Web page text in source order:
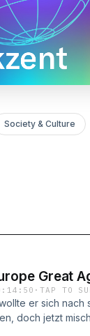
Society & Culture
Great
·TAP TO
er sich nach
doch jetzt